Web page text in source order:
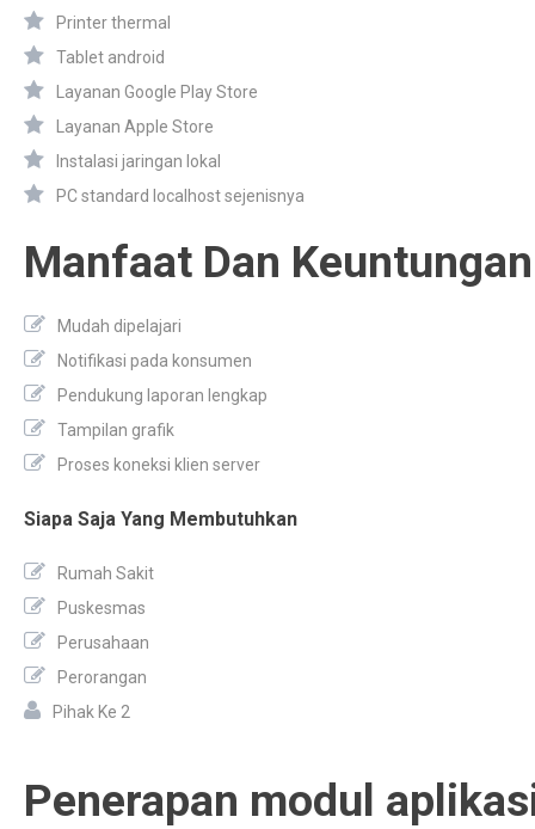
Printer thermal
Tablet android
Layanan Google Play Store
Layanan Apple Store
Instalasi jaringan lokal
PC standard localhost sejenisnya
Manfaat Dan
Mudah dipelajari
Notifikasi pada konsumen
Pendukung laporan lengkap
Tampilan grafik
Proses koneksi klien server
Siapa Saja Yang Membutuhkan
Rumah Sakit
Puskesmas
Perusahaan
Perorangan
Pihak Ke 2
Penerapan modul